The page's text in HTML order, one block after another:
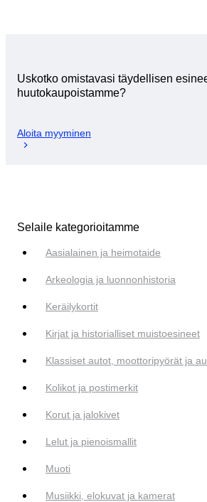
Uskotko omistavasi täydellisen
huutokaupoistamme?
Aloita myyminen
Selaile kategorioitamme
Aasialainen ja heimotaide
Arkeologia ja luonnonhistoria
Keräilykortit
Kirjat ja historialliset muistoesineet
Klassiset autot, moottoripyörät ja
Kolikot ja postimerkit
Korut ja jalokivet
Lelut ja pienoismallit
Muoti
Musiikki, elokuvat ja kamerat